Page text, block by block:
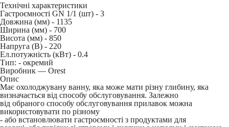
Технічні характеристики
Гастроємності GN 1/1 (шт) - 3
Довжина (мм) - 1135
Ширина (мм) - 700
Висота (мм) - 850
Напруга (В) - 220
Ел.потужність (кВт) - 0.4
Тип: - окремий
Виробник — Orest
Опис
Має охолоджувану ванну, яка може мати різну глибину, яка
визначається від способу обслуговування. Залежно
від обраного способу обслуговування прилавок можна
використовувати по різному
- або встановлювати гастроємності з продуктами для